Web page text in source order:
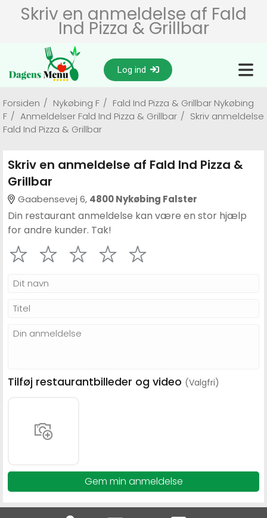
Skriv en anmeldelse af Fald
Ind Pizza & Grillbar
Log ind
Forsiden / Nykøbing F / Fald Ind Pizza & Grillbar Nykøbing
F / Anmeldelser Fald Ind Pizza & Grillbar / Skriv anmeldelse
Fald Ind Pizza & Grillbar
Skriv en anmeldelse af Fald Ind Pizza &
Grillbar
Gaabensevej 6, 4800 Nykøbing Falster
Din restaurant anmeldelse kan være en stor hjælp
for andre kunder. Tak!
Tilføj restaurantbilleder og video (Valgfri)
Gem min anmeldelse